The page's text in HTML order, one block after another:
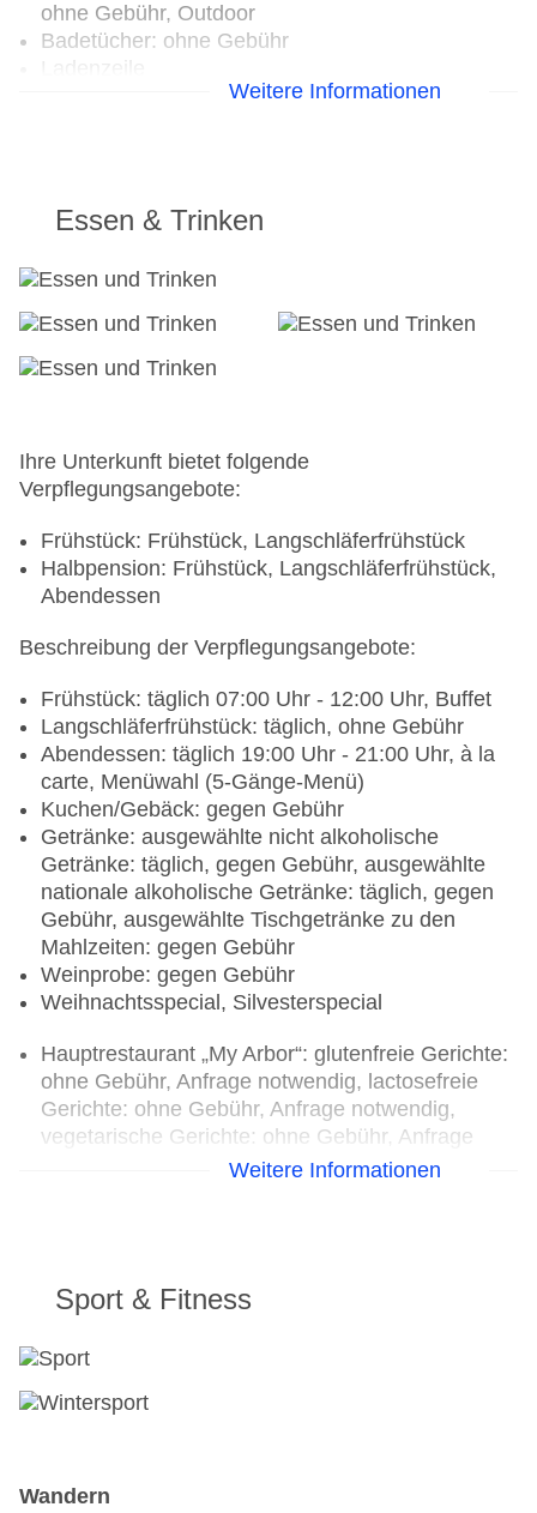
ohne Gebühr, Outdoor
Badetücher: ohne Gebühr
Internet: WLAN/WiFi, im gesamten Hotel
Zahlungsarten: TUI Card / VISA, MasterCard,
American Express, Diners, EC Karte/Maestro
Anfrage & Reservierung notwendig, Katze
erlaubt: pro Tag ca. 45 EUR, Reservierung
Parkmöglichkeiten: Parkplatz (nach
Gebühr, Reservierung nicht notwendig
Etagen: 7, Zimmer: 104
Weitere Informationen
Essen & Trinken
Ihre Unterkunft bietet folgende
Verpflegungsangebote:
Frühstück: Frühstück, Langschläferfrühstück
Halbpension: Frühstück, Langschläferfrühstück,
Abendessen
Beschreibung der Verpflegungsangebote:
Frühstück: täglich 07:00 Uhr - 12:00 Uhr, Buffet
Langschläferfrühstück: täglich, ohne Gebühr
Abendessen: täglich 19:00 Uhr - 21:00 Uhr, à la
carte, Menüwahl (5-Gänge-Menü)
Kuchen/Gebäck: gegen Gebühr
Getränke: ausgewählte nicht alkoholische
Getränke: täglich, gegen Gebühr, ausgewählte
nationale alkoholische Getränke: täglich, gegen
Gebühr, ausgewählte Tischgetränke zu den
Mahlzeiten: gegen Gebühr
Weinprobe: gegen Gebühr
Weihnachtsspecial, Silvesterspecial
Hauptrestaurant „My Arbor“: glutenfreie Gerichte:
ohne Gebühr, Anfrage notwendig, lactosefreie
Gerichte: ohne Gebühr, Anfrage notwendig,
vegetarische Gerichte: ohne Gebühr, Anfrage
nicht notwendig, vegane Gerichte: ohne Gebühr,
Arbor-Restaurant.
Frühstück und Abendessen wird hier serviert.
Grissino.
Weitere Informationen
Sport & Fitness
Wandern